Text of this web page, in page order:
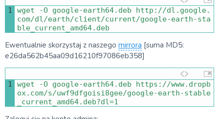
1 wget -O google-earth64. deb http : //dl.google.
com/dl/earth/client/current/google-earth-sta
ble_current_amd64.deb
Ewentualnie skorzystaj z naszego mirrora [suma MD5:
e26da562b45aa09d16210f97086eb358]
1 wget -O google-earth64. deb https : //www.dropb
ox.com/s/uwf9dfgoisi8gee/google-earth-stable
_current_amd64.deb?dl=1